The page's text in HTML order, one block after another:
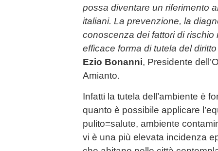
possa diventare un riferimento
italiani. La prevenzione, la
conoscenza dei fattori di rischio
efficace forma di tutela del
Ezio Bonanni, Presidente
Amianto.
Infatti la tutela dell’ambiente è
quanto è possibile applicare
pulito=salute, ambiente
vi è una più elevata incidenza